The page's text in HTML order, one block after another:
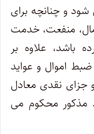
و چنانچه برای
مال، منفعت، خدمت
باشد، علاوه بر
اموال و عواید
نقدی معادل
مذکور محکوم می